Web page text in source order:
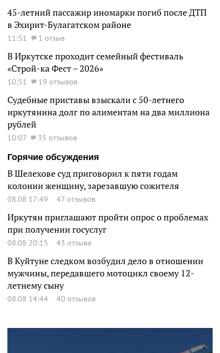
45-летний пассажир иномарки погиб после ДТП
в Эхирит-Булагатском районе
11:51 1 отзыв
В Иркутске проходит семейный фестиваль
«Строй-ка Фест – 2026»
10:51 19 отзывов
Судебные приставы взыскали с 50-летнего
иркутянина долг по алиментам на два миллиона
рублей
10:07
35 отзывов
Горячие обсуждения
В Шелехове суд приговорил к пяти годам
колонии женщину, зарезавшую сожителя
08.08 17:49 47 отзывов
Иркутян приглашают пройти опрос о проблемах
при получении госуслуг
08.08 20:15 43 отзыва
В Куйтуне следком возбудил дело в отношении
мужчины, передавшего мотоцикл своему 12-
летнему сыну
08.08 14:44 40 отзывов